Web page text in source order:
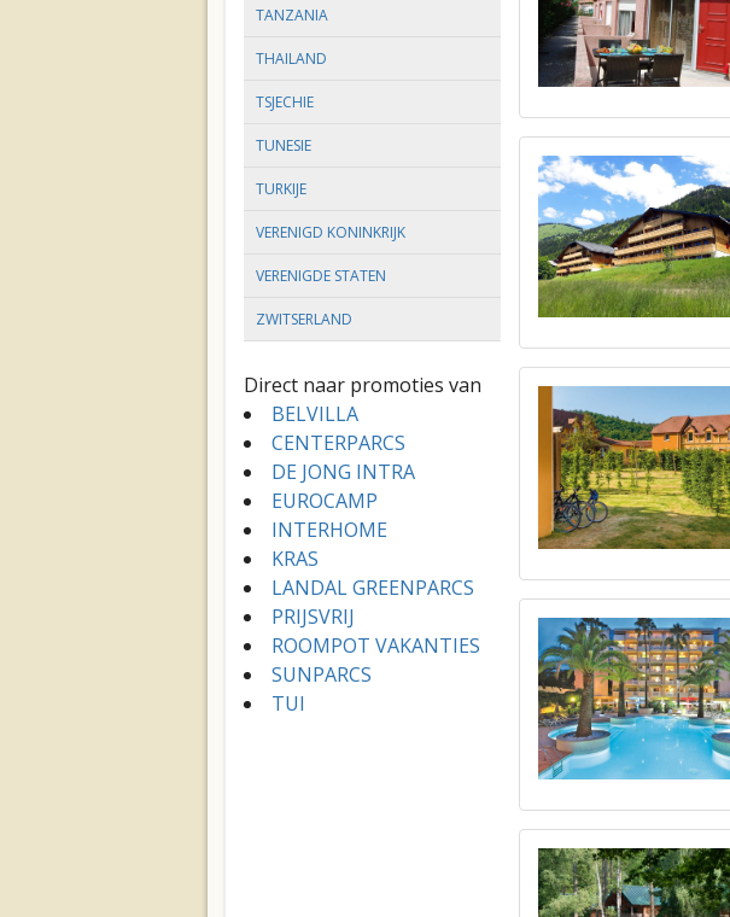
TANZANIA
THAILAND
TSJECHIE
TUNESIE
TURKIJE
VERENIGD KONINKRIJK
VERENIGDE STATEN
ZWITSERLAND
Direct naar promoties van
BELVILLA
CENTERPARCS
DE JONG INTRA
EUROCAMP
INTERHOME
KRAS
LANDAL GREENPARCS
PRIJSVRIJ
ROOMPOT VAKANTIES
SUNPARCS
TUI